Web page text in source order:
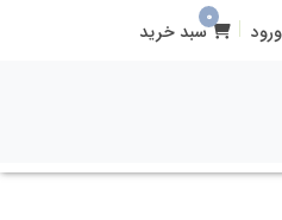
ورود
0
سبد خرید